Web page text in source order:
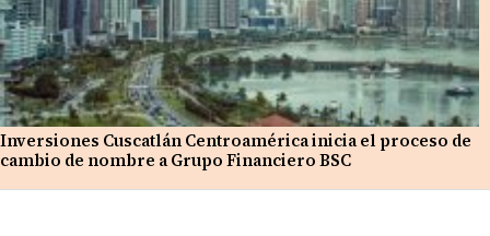
Inversiones Cuscatlán Centroamérica inicia el proceso de
cambio de nombre a Grupo Financiero BSC